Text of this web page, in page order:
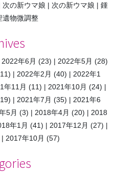
次の新ウマ娘 次の新ウマ娘
鍾
遺物微調整
2022年6月 (23) 2022年5月 (28)
2022年2月 (40)
2022年1
年11月 (11) 2021年10月 (24)
2021年7月 (35)
2021年6
5月 (3) 2018年4月 (20)
2018
年1月 (41) 2017年12月 (27)
2017年10月 (57)